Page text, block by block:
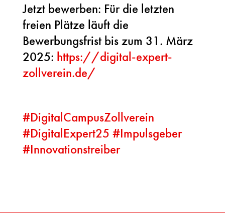
Jetzt bewerben: Für die letzten
freien Plätze läuft die
Bewerbungsfrist bis zum 31. März
2025: https://digital-expert-
zollverein.de/
#DigitalCampusZollverein
#DigitalExpert25 #Impulsgeber
#Innovationstreiber